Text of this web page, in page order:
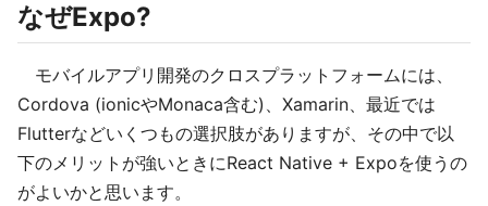
なぜExpo?
モバイルアプリ開発のクロスプラットフォームには、
Cordova (ionicやMonaca含む)、Xamarin、最近では
Flutterなどいくつもの選択肢がありますが、その中で以
下のメリットが強いときにReact Native + Expoを使うの
がよいかと思います。